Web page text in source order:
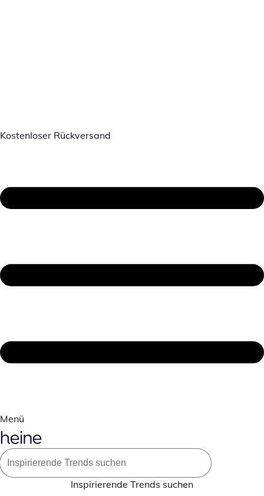
Kostenloser Rückversand
Menü
Inspirierende Trends suchen